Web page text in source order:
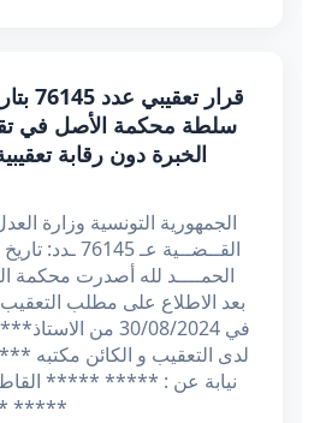
سلطة محكمة الأصل في
الخبرة دون رقابة
الجمهورية التونسية وزارة
الحمــــد لله أصدرت محكمة
في 30/08/2024 من
لدى التعقيب و الكائن
نيابة عن : ***** *****
***** ـ ضد